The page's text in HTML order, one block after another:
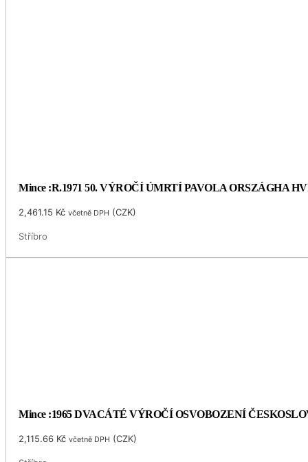
Mince :R.1971 50. VÝROČÍ ÚMRTÍ PAVOLA ORSZÁGHA
2,461.15 Kč včetně DPH (CZK)
Stříbro
Mince :1965 DVACÁTÉ VÝROČÍ OSVOBOZENÍ
2,115.66 Kč včetně DPH (CZK)